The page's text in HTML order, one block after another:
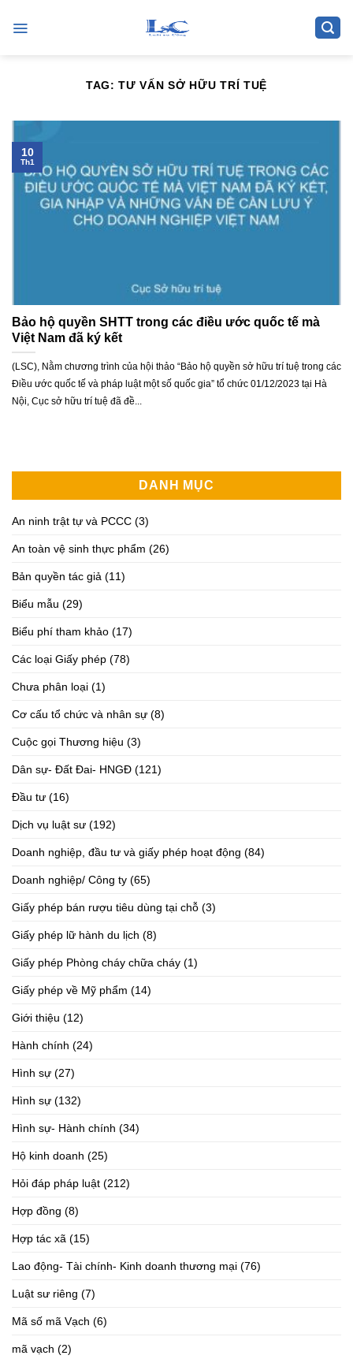
TAG:TƯ VẤN SỞ HỮU TRÍ TUỆ
Bảo hộ quyền SHTT trong các điều ước quốc tế mà
Việt Nam đã ký kết
(LSC), Nằm chương trình của hội thảo “Bảo hộ quyền sở hữu trí tuệ trong các
Điều ước quốc tế và pháp luật một số quốc gia” tổ chức 01/12/2023 tại Hà
Nội, Cục sở hữu trí tuệ đã đề...
10
Th1
DANH MỤC
An ninh trật tự và PCCC (3)
An toàn vệ sinh thực phẩm (26)
Bản quyền tác giả (11)
Biểu mẫu (29)
Biểu phí tham khảo (17)
Các loại Giấy phép (78)
Chưa phân loại (1)
Cơ cấu tổ chức và nhân sự (8)
Cuộc gọi Thương hiệu (3)
Dân sự- Đất Đai- HNGĐ (121)
Đầu tư (16)
Dịch vụ luật sư (192)
Doanh nghiệp, đầu tư và giấy phép hoạt động (84)
Doanh nghiệp/ Công ty (65)
Giấy phép bán rượu tiêu dùng tại chỗ (3)
Giấy phép lữ hành du lịch (8)
Giấy phép Phòng cháy chữa cháy (1)
Giấy phép về Mỹ phẩm (14)
Giới thiệu (12)
Hành chính (24)
Hình sự (27)
Hình sự (132)
Hình sự- Hành chính (34)
Hộ kinh doanh (25)
Hỏi đáp pháp luật (212)
Hợp đồng (8)
Hợp tác xã (15)
Lao động- Tài chính- Kinh doanh thương mại (76)
Luật sư riêng (7)
Mã số mã Vạch (6)
mã vạch (2)